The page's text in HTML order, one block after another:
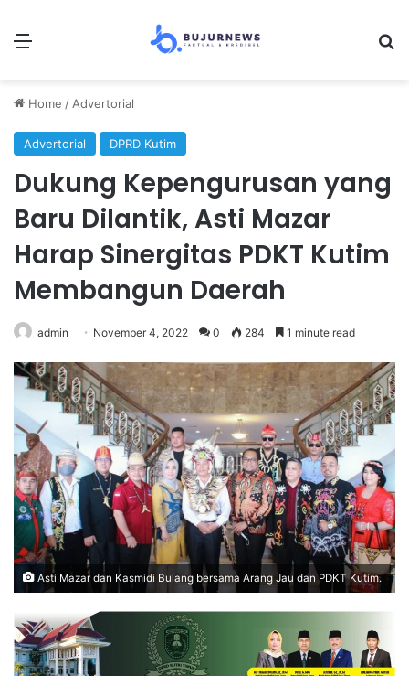
Home / Advertorial
Advertorial DPRD Kutim
Dukung Kepengurusan yang
Baru Dilantik, Asti Mazar
Harap Sinergitas PDKT Kutim
Membangun Daerah
admin November 4, 2022 0 284 1 minute read
Asti Mazar dan Kasmidi Bulang bersama Arang Jau dan PDKT Kutim.